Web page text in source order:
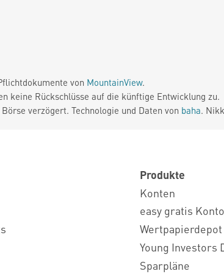
von MountainView.
keine Rückschlüsse auf die künftige Entwicklung zu.
verzögert. Technologie und Daten von baha.
Produkte
Konten
easy gratis Konto
Wertpapierdepot
Young Investors
Sparpläne